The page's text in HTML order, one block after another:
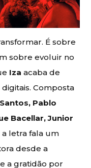
É sobre
sobre evoluir no
Iza acaba de
Composta
Pablo
Bacellar, Junior
a letra fala um
desde a
a gratidão por